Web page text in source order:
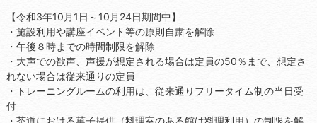
【令和3年10月1日～10月24日期間中】
・施設利用や講座イベント等の原則自粛を解除
・午後８時までの時間制限を解除
・大声での歓声、声援が想定される場合は定員の50％まで、想定さ
れない場合は従来通りの定員
・トレーニングルームの利用は、従来通りフリータイム制の当日受
付
・茶道における菓子提供（料理室のある館は料理利用）の制限を解